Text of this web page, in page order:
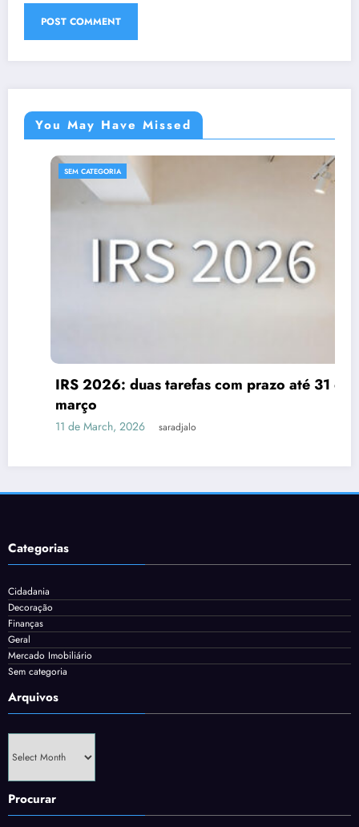
You May Have Missed
SEM CATEGORIA
IRS 2026: duas tarefas com prazo até 31 de
março
11 de March, 2026 saradjalo
Categorias
Cidadania
Decoração
Finanças
Geral
Mercado Imobiliário
Sem categoria
Arquivos
Procurar